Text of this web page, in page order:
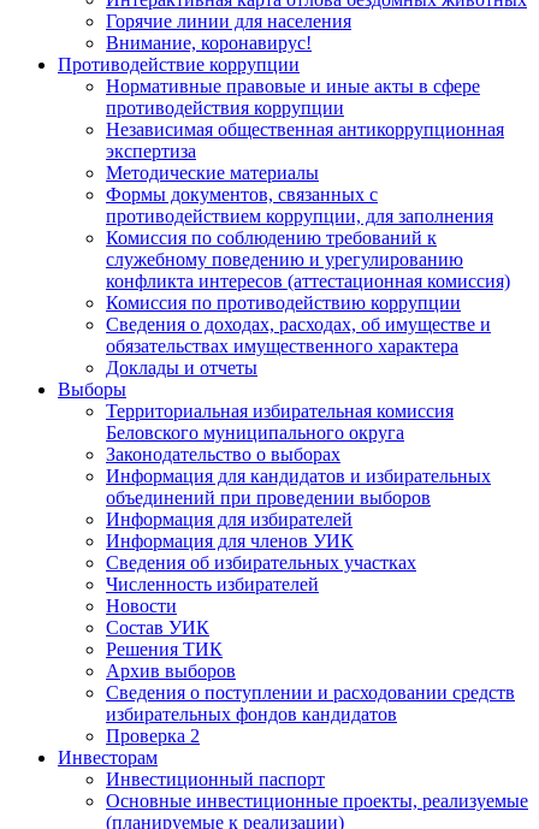
Горячие линии для населения
Внимание, коронавирус!
Противодействие коррупции
Нормативные правовые и иные акты в сфере
противодействия коррупции
Независимая общественная антикоррупционная
экспертиза
Методические материалы
Формы документов, связанных с
противодействием коррупции, для заполнения
Комиссия по соблюдению требований к
служебному поведению и урегулированию
конфликта интересов (аттестационная комиссия)
Комиссия по противодействию коррупции
Сведения о доходах, расходах, об имуществе и
обязательствах имущественного характера
Доклады и отчеты
Выборы
Территориальная избирательная комиссия
Беловского муниципального округа
Законодательство о выборах
Информация для кандидатов и избирательных
объединений при проведении выборов
Информация для избирателей
Информация для членов УИК
Сведения об избирательных участках
Численность избирателей
Новости
Состав УИК
Решения ТИК
Архив выборов
Сведения о поступлении и расходовании средств
избирательных фондов кандидатов
Проверка 2
Инвесторам
Инвестиционный паспорт
Основные инвестиционные проекты, реализуемые
(планируемые к реализации)